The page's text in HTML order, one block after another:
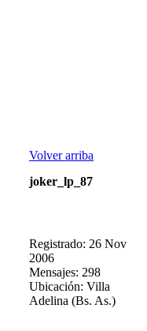
Volver arriba
joker_lp_87
Registrado: 26 Nov
2006
Mensajes: 298
Ubicación: Villa
Adelina (Bs. As.)